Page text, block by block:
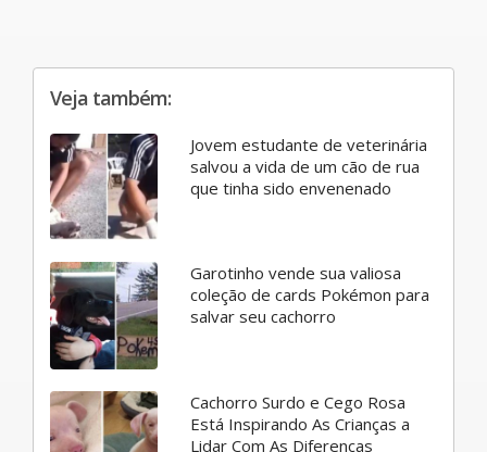
Veja também:
Jovem estudante de veterinária
salvou a vida de um cão de rua
que tinha sido envenenado
Garotinho vende sua valiosa
coleção de cards Pokémon para
salvar seu cachorro
Cachorro Surdo e Cego Rosa
Está Inspirando As Crianças a
Lidar Com As Diferenças